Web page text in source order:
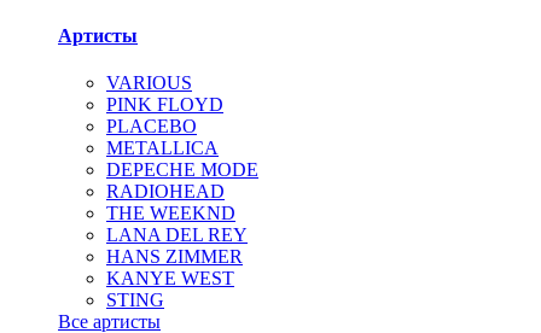
Артисты
VARIOUS
PINK FLOYD
PLACEBO
METALLICA
DEPECHE MODE
RADIOHEAD
THE WEEKND
LANA DEL REY
HANS ZIMMER
KANYE WEST
STING
Все артисты